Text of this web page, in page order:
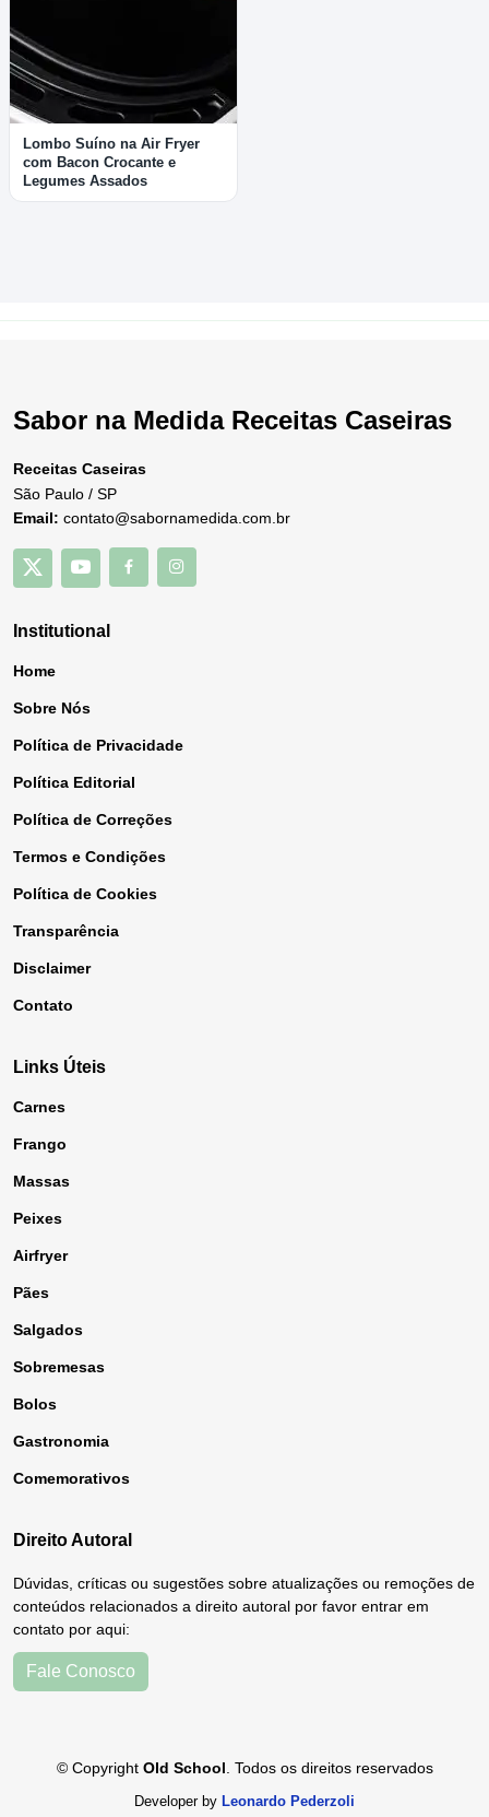
Lombo Suíno na Air Fryer
com Bacon Crocante e
Legumes Assados
Sabor na Medida Receitas Caseiras
Receitas Caseiras
São Paulo / SP
Email: contato@sabornamedida.com.br
Institutional
Home
Sobre Nós
Política de Privacidade
Política Editorial
Política de Correções
Termos e Condições
Política de Cookies
Transparência
Disclaimer
Contato
Links Úteis
Carnes
Frango
Massas
Peixes
Airfryer
Pães
Salgados
Sobremesas
Bolos
Gastronomia
Comemorativos
Direito Autoral
Dúvidas, críticas ou sugestões sobre atualizações ou remoções de
conteúdos relacionados a direito autoral por favor entrar em
contato por aqui:
Fale Conosco
© Copyright Old School . Todos os direitos reservados
Developer by Leonardo Pederzoli